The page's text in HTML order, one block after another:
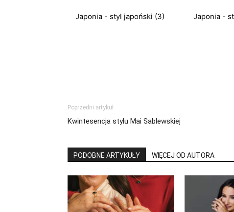
Japonia - styl japoński (3) Japonia -
Poprzedni artykuł
Kwintesencja stylu Mai Sablewskiej
PODOBNE ARTYKUŁY WIĘCEJ OD AUTORA